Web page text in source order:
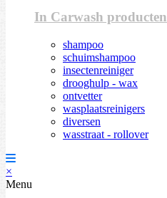
In Carwash producten
shampoo
schuimshampoo
insectenreiniger
drooghulp - wax
ontvetter
wasplaatsreinigers
diversen
wasstraat - rollover
×
Menu